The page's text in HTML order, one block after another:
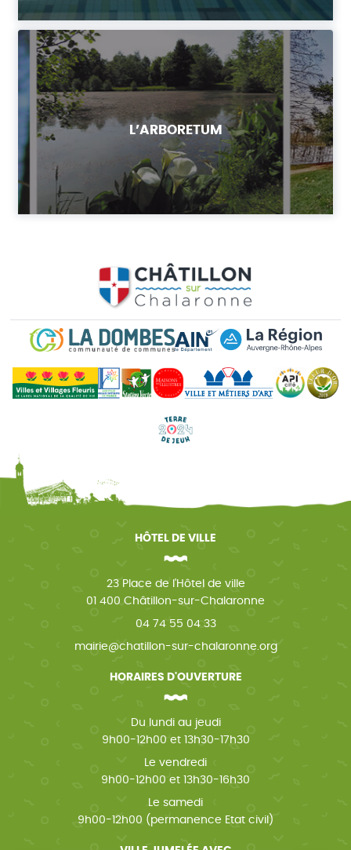
L’ARBORETUM
HÔTEL DE VILLE
23 Place de l'Hôtel de ville
01 400 Châtillon-sur-Chalaronne
04 74 55 04 33
mairie@chatillon-sur-chalaronne.org
HORAIRES D'OUVERTURE
Du lundi au jeudi
9h00-12h00 et 13h30-17h30
Le vendredi
9h00-12h00 et 13h30-16h30
Le samedi
9h00-12h00 (permanence Etat civil)